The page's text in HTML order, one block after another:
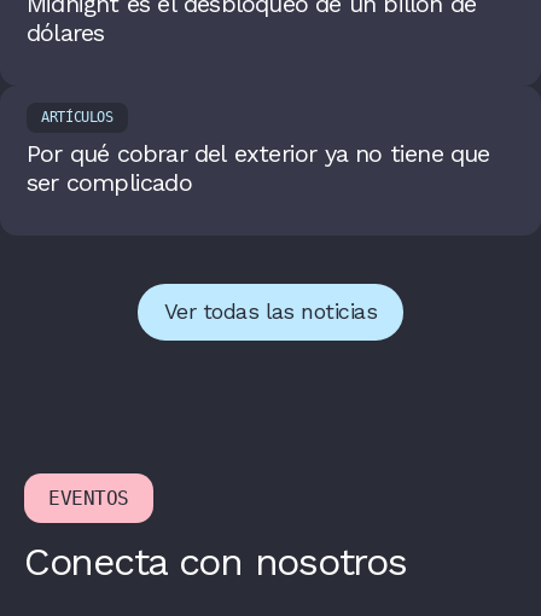
dólares
ARTÍCULOS
Por qué cobrar del exterior ya no tiene que
ser complicado
Ver todas las noticias
EVENTOS
Conecta con nosotros